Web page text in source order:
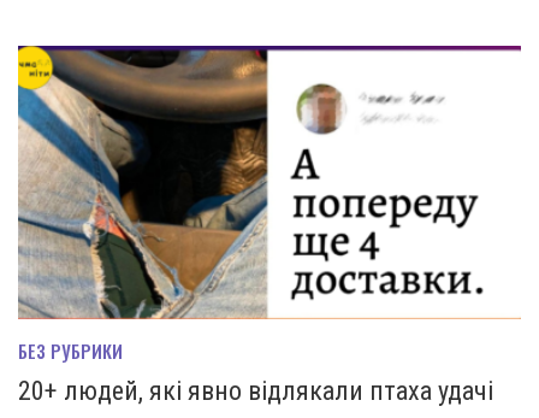
БЕЗ РУБРИКИ
20+ людей, які явно відлякали птаха удачі